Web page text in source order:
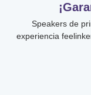
Speakers de
experiencia